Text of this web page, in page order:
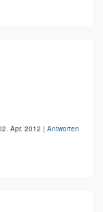
Apr. 2012 | Antworten